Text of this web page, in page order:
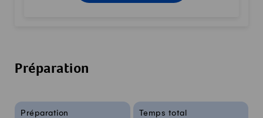
Préparation
Infos sur la recette
Préparation
Temps total